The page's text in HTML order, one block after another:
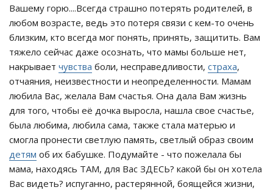
Вашему горю....Всегда страшно потерять родителей, в
любом возрасте, ведь это потеря связи с кем-то очень
близким, кто всегда мог понять, принять, защитить. Вам
тяжело сейчас даже осознать, что мамы больше нет,
накрывает чувства боли, несправедливости, страха,
отчаяния, неизвестности и неопределенности. Мамам
любила Вас, желала Вам счастья. Она дала Вам жизнь
для того, чтобы её дочка выросла, нашла свое счастье,
была любима, любила сама, также стала матерью и
смогла пронести светлую память, светлый образ своим
детям об их бабушке. Подумайте - что пожелала бы
мама, находясь ТАМ, для Вас ЗДЕСЬ? какой бы он хотела
Вас видеть? испуганно, растерянной, боящейся жизни,